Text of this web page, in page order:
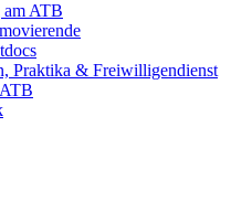
am ATB
Praktika & Freiwilligendienst